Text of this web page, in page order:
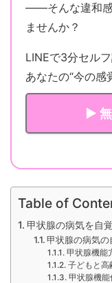
——そんな違和感
ませんか？
LINEで3分セル
あなたの“今の感
▶
Table of
甲状腺の病気を自
甲状腺の病気の
甲状腺機能
子どもと高
甲状腺機能